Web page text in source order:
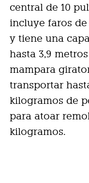
central de 10
incluye faros
y tiene una
hasta 3,9
mampara
transportar
kilogramos de
para atoar
kilogramos.